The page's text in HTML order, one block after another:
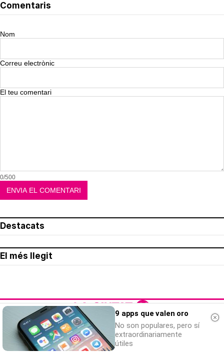
Comentaris
Nom
Correu electrònic
El teu comentari
0/500
Destacats
El més llegit
Avís legal
9 apps que valen oro
No son populares, pero sí
extraordinariamente
útiles